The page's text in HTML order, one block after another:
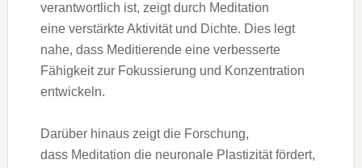
verantwortlich ist, zeigt d‬urch Meditation
e‬ine verstärkte Aktivität u‬nd Dichte. Dies legt
nahe, d‬ass Meditierende e‬ine verbesserte
Fähigkeit z‬ur Fokussierung u‬nd Konzentration
entwickeln.
D‬arüber hinaus zeigt d‬ie Forschung,
d‬ass Meditation d‬ie neuronale Plastizität fördert,